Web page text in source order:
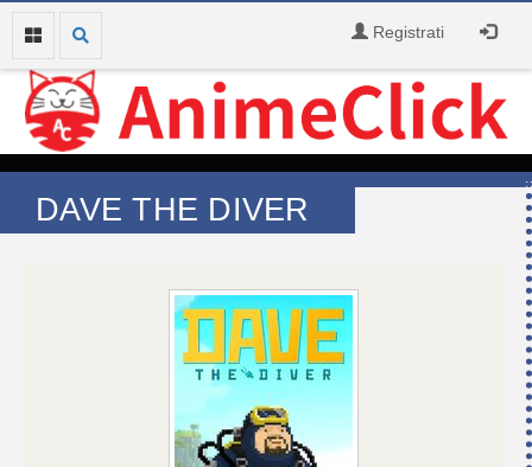
Registrati
DAVE THE DIVER